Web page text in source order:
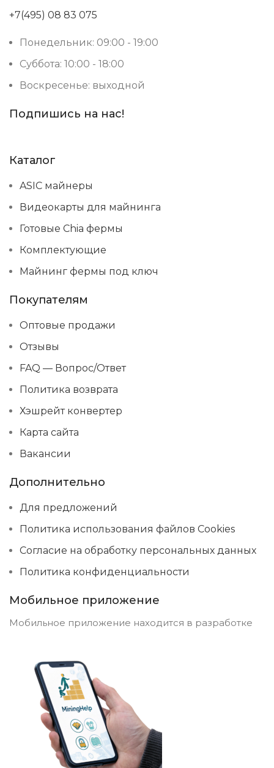
+7(495) 08 83 075
Понедельник: 09:00 - 19:00
Суббота: 10:00 - 18:00
Воскресенье: выходной
Подпишись на нас!
Каталог
ASIC майнеры
Видеокарты для майнинга
Готовые Chia фермы
Комплектующие
Майнинг фермы под ключ
Покупателям
Оптовые продажи
Отзывы
FAQ — Вопрос/Ответ
Политика возврата
Хэшрейт конвертер
Карта сайта
Вакансии
Дополнительно
Для предложений
Политика использования файлов Cookies
Согласие на обработку персональных данных
Политика конфиденциальности
Мобильное приложение
Мобильное приложение находится в разработке